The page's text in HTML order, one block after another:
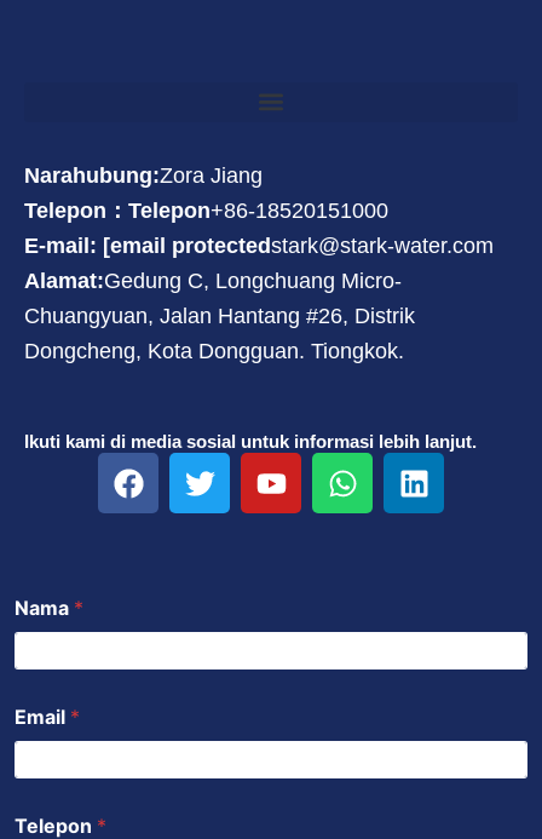
Narahubung:Zora Jiang
Telepon：Telepon+86-18520151000
E-mail: [email protectedstark@stark-water.com
Alamat:Gedung C, Longchuang Micro-
Chuangyuan, Jalan Hantang #26, Distrik
Dongcheng, Kota Dongguan. Tiongkok.
Ikuti kami di media sosial untuk informasi lebih lanjut.
F
a
k
T
w
Y
o
W
h
p
L
i
n
Nama *
Email *
Telepon *